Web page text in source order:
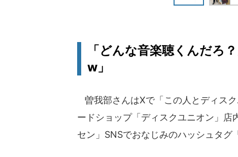
「どんな音楽聴くんだろ
w」
曽我部さんはXで「この人とディス
ードショップ「ディスクユニオン」店
セン」SNSでおなじみのハッシュタグ